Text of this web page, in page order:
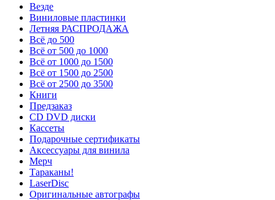
Везде
Виниловые пластинки
Летняя РАСПРОДАЖА
Всё до 500
Всё от 500 до 1000
Всё от 1000 до 1500
Всё от 1500 до 2500
Всё от 2500 до 3500
Книги
Предзаказ
CD DVD диски
Кассеты
Подарочные сертификаты
Аксессуары для винила
Мерч
Тараканы!
LaserDisc
Оригинальные автографы